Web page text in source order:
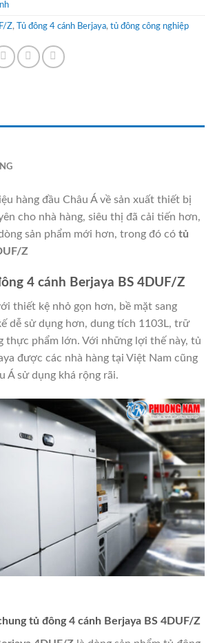
Z, Tủ đông 4 cánh Berjaya, tủ đông công nghiệp
hàng đầu Châu Á về sản xuất thiết bị
cho nhà hàng, siêu thị đã cải tiến hơn,
sản phẩm mới hơn, trong đó có tủ
Z
4 cánh Berjaya BS 4DUF/Z
thiết kệ nhỏ gọn hơn, bề mặt sang
dễ sử dụng hơn, dung tích 1103L, trữ
thực phẩm lớn. Với những lợi thế này, tủ
được các nhà hàng tại Việt Nam cũng
Á sử dụng khá rộng rãi.
tủ đông 4 cánh Berjaya BS 4DUF/Z